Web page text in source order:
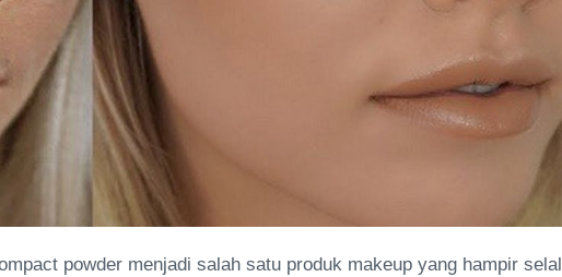
powder menjadi salah satu produk makeup yang hampir